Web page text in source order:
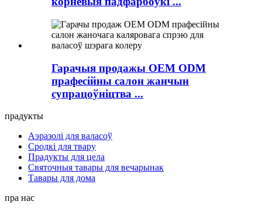
Гарачыя продажы OEM ODM
прафесійны салон жанчын
супрацоўніцтва ...
прадукты
Аэразолі для валасоў
Сродкі для твару
Прадукты для цела
Святочныя тавары для вечарынак
Тавары для дома
пра нас